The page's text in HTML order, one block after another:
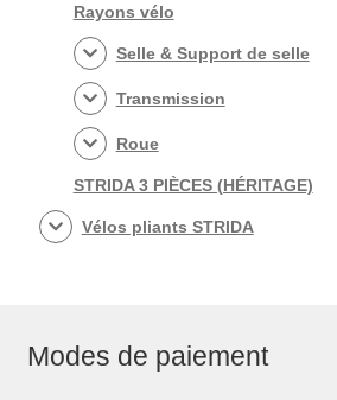
Rayons vélo
Selle & Support de selle
Transmission
Roue
STRIDA 3 PIÈCES (HÉRITAGE)
Vélos pliants STRIDA
Modes de paiement